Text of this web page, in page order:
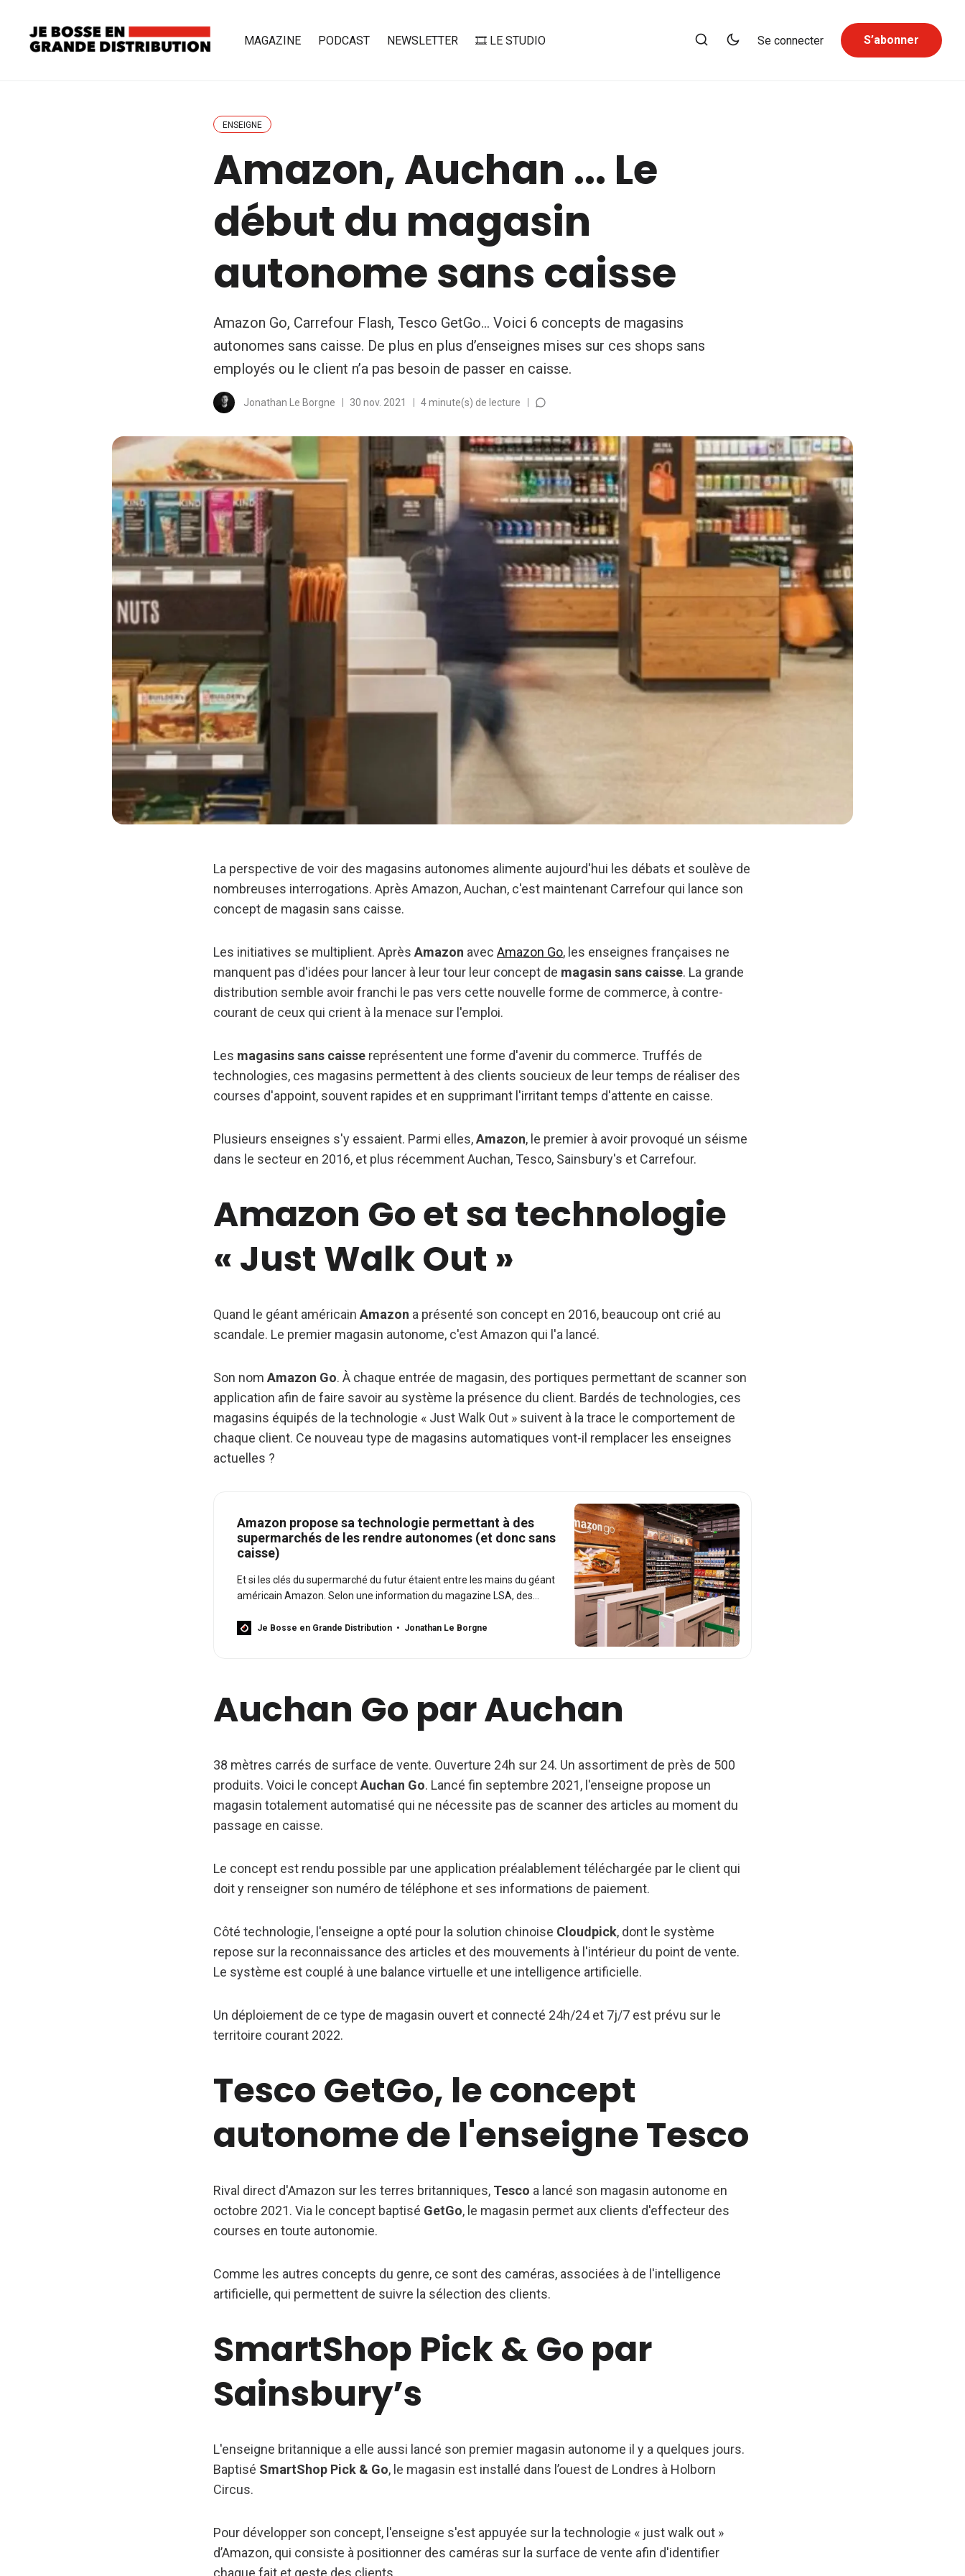
MAGAZINE PODCAST NEWSLETTER 🎞️ LE STUDIO Se connecter S’abonner
ENSEIGNE
Amazon, Auchan ... Le
début du magasin
autonome sans caisse
Amazon Go, Carrefour Flash, Tesco GetGo... Voici 6 concepts de magasins
autonomes sans caisse. De plus en plus d’enseignes mises sur ces shops sans
employés ou le client n’a pas besoin de passer en caisse.
Jonathan Le Borgne 30 nov. 2021 4 minute(s) de lecture
La perspective de voir des magasins autonomes alimente aujourd'hui les débats et soulève de
nombreuses interrogations. Après Amazon, Auchan, c'est maintenant Carrefour qui lance son
concept de magasin sans caisse.
Les initiatives se multiplient. Après Amazon avec Amazon Go, les enseignes françaises ne
manquent pas d'idées pour lancer à leur tour leur concept de magasin sans caisse. La grande
distribution semble avoir franchi le pas vers cette nouvelle forme de commerce, à contre-
courant de ceux qui crient à la menace sur l'emploi.
Les magasins sans caisse représentent une forme d'avenir du commerce. Truffés de
technologies, ces magasins permettent à des clients soucieux de leur temps de réaliser des
courses d'appoint, souvent rapides et en supprimant l'irritant temps d'attente en caisse.
Plusieurs enseignes s'y essaient. Parmi elles,Amazon, le premier à avoir provoqué un séisme
dans le secteur en 2016, et plus récemment Auchan, Tesco, Sainsbury's et Carrefour.
Amazon Go et sa technologie
« Just Walk Out »
Quand le géant américain Amazon a présenté son concept en 2016, beaucoup ont crié au
scandale. Le premier magasin autonome, c'est Amazon qui l'a lancé.
Son nom Amazon Go. À chaque entrée de magasin, des portiques permettant de scanner son
application afin de faire savoir au système la présence du client. Bardés de technologies, ces
magasins équipés de la technologie « Just Walk Out » suivent à la trace le comportement de
chaque client. Ce nouveau type de magasins automatiques vont-il remplacer les enseignes
actuelles ?
Amazon propose sa technologie permettant à des
supermarchés de les rendre autonomes (et donc sans
caisse)
Et si les clés du supermarché du futur étaient entre les mains du géant
américain Amazon. Selon une information du magazine LSA, des
que ce dernier prenne en charge l&#8217;installation de leur
Je Bosse en Grande Distribution Jonathan Le Borgne
Auchan Go par Auchan
38 mètres carrés de surface de vente. Ouverture 24h sur 24. Un assortiment de près de 500
produits. Voici le conceptAuchan Go. Lancé fin septembre 2021, l'enseigne propose un
magasin totalement automatisé qui ne nécessite pas de scanner des articles au moment du
passage en caisse.
Le concept est rendu possible par une application préalablement téléchargée par le client qui
doit y renseigner son numéro de téléphone et ses informations de paiement.
Côté technologie, l'enseigne a opté pour la solution chinoise Cloudpick, dont le système
repose sur la reconnaissance des articles et des mouvements à l'intérieur du point de vente.
Le système est couplé à une balance virtuelle et une intelligence artificielle.
Un déploiement de ce type de magasin ouvert et connecté 24h/24 et 7j/7 est prévu sur le
territoire courant 2022.
Tesco GetGo, le concept
autonome de l'enseigne Tesco
Rival direct d'Amazon sur les terres britanniques, Tesco a lancé son magasin autonome en
octobre 2021. Via le concept baptisé GetGo, le magasin permet aux clients d'effecteur des
courses en toute autonomie.
Comme les autres concepts du genre, ce sont des caméras, associées à de l'intelligence
artificielle, qui permettent de suivre la sélection des clients.
SmartShop Pick & Go par
Sainsbury’s
L'enseigne britannique a elle aussi lancé son premier magasin autonome il y a quelques jours.
Baptisé SmartShop Pick & Go, le magasin est installé dans l’ouest de Londres à Holborn
Circus.
Pour développer son concept, l'enseigne s'est appuyée sur la technologie « just walk out »
d’Amazon, qui consiste à positionner des caméras sur la surface de vente afin d'identifier
chaque fait et geste des clients.